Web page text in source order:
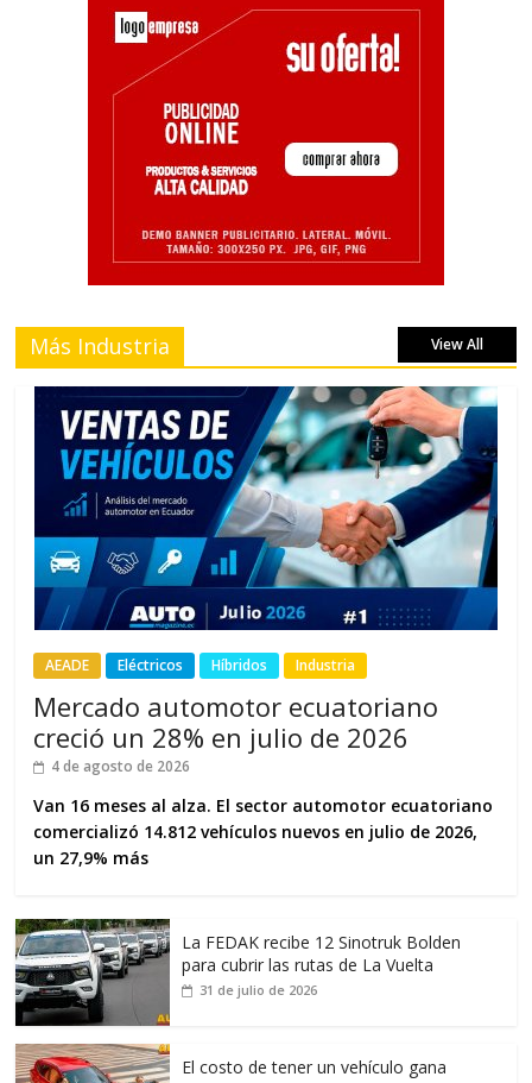
Más Industria View All
AEADE Eléctricos Híbridos Industria
Mercado automotor ecuatoriano
creció un 28% en julio de 2026
4 de agosto de 2026
Van 16 meses al alza. El sector automotor ecuatoriano
comercializó 14.812 vehículos nuevos en julio de 2026,
un 27,9% más
La FEDAK recibe 12 Sinotruk Bolden
para cubrir las rutas de La Vuelta
31 de julio de 2026
El costo de tener un vehículo gana